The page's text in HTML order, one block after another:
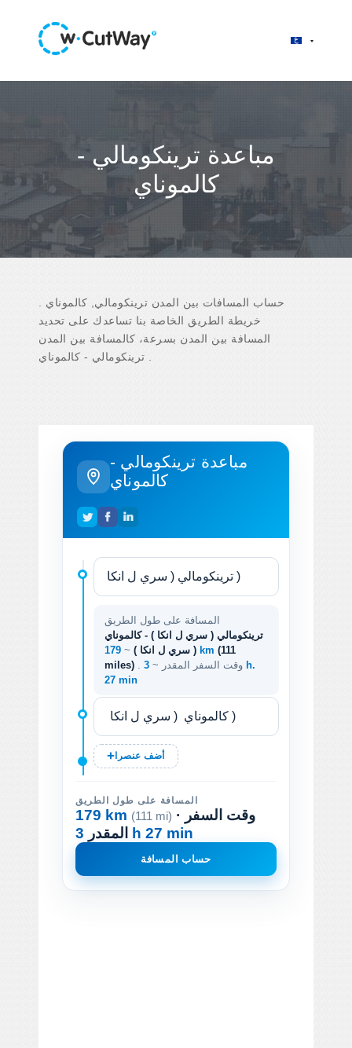
مباعدة ترينكومالي -
كالموناي
حساب المسافات بين المدن ترينكومالي, كالموناي .
خريطة الطريق الخاصة بنا تساعدك على تحديد
المسافة بين المدن بسرعة، كالمسافة بين المدن
مباعدة ترينكومالي -
كالموناي
المسافة على طول الطريق
ترينكومالي ( سري ل انكا ) - كالموناي
( سري ل انكا ) ~ 179 km (111
miles)
. وقت السفر المقدر ~ 3 h.
27 min
أضف عنصرا
المسافة على طول الطريق
179 km (111 mi) · وقت السفر
المقدر 3 h 27 min
حساب المسافة